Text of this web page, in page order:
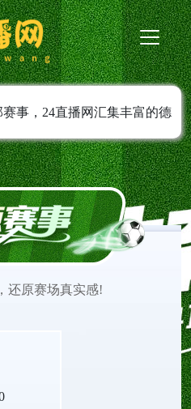
事，24直播网汇集丰富的德
直播支持免费在线观看，全
平台实时更新赛程安排，第
还原赛场真实感!